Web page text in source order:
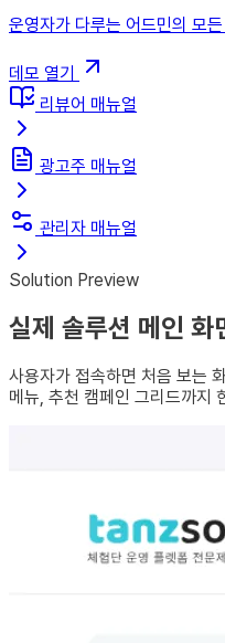
운영자가 다루는 어드민의 모
데모 열기
리뷰어 매뉴얼
광고주 매뉴얼
관리자 매뉴얼
Solution Preview
실제 솔루션 메인 화
사용자가 접속하면 처음 보는
메뉴, 추천 캠페인 그리드까지